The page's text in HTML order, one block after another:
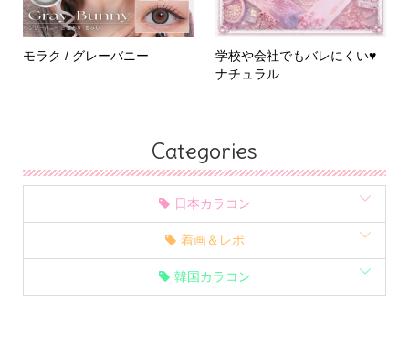
モラク / グレーバニー
学校や会社でもバレにくい♥
ナチュラル...
Categories
日本カラコン
着画＆レポ
韓国カラコン